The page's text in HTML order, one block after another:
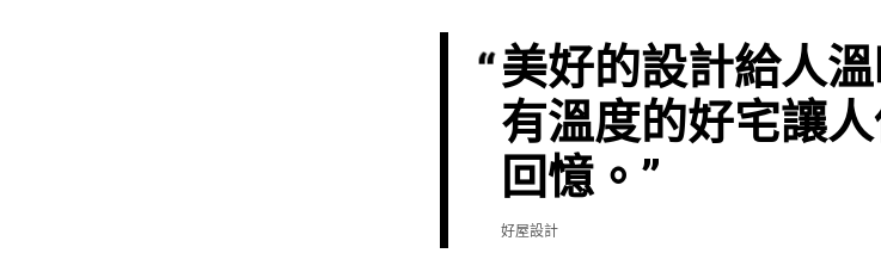
美好的設計給人
有溫度的好宅讓
回憶。
好屋設計